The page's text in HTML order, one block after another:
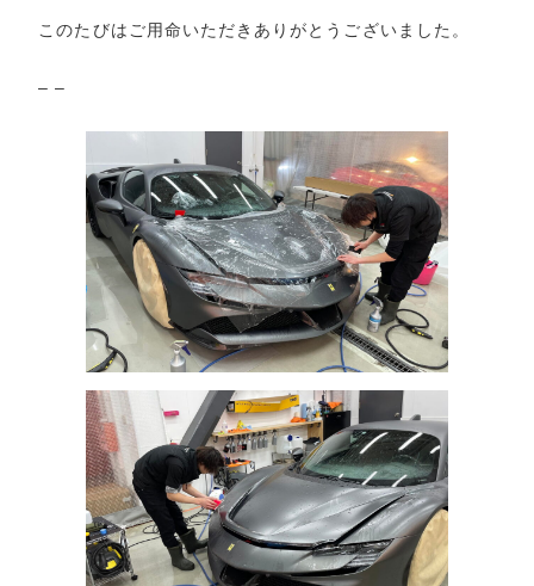
このたびはご用命いただきありがとうございました。
– –